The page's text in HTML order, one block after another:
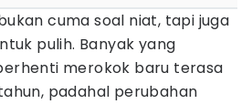
cuma soal niat, tapi juga
pulih. Banyak yang
merokok baru terasa
padahal perubahan